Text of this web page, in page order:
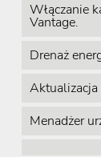
Włączanie
Vantage.
Drenaż
Menadżer